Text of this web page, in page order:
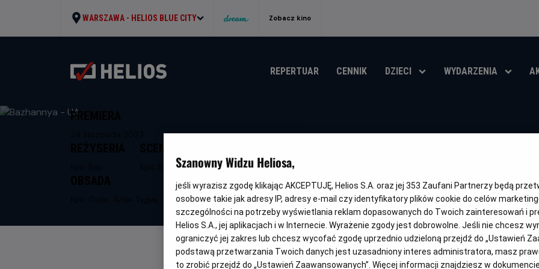
WARSZAWA - HELIOS BLUE CITY Zobacz kino
REPERTUAR CENNIK DZIECI WYDARZENIA
tytuł
wiek
trwania
i
OBSERWUJ
PREMIERA
Кріс Пайн, Алан Тудик, Аріана Дебос
DUBBING WERSJA JĘZYKOWA UA
Szanowny Widzu Heliosa,
jeśli wyrazisz zgodę klikając AKCEPTUJĘ, Helios S.A. oraz jej 353 Zaufani Partnerzy będą
osobowe takie jak adresy IP, adresy e-mail czy identyfikatory plików cookie do celów
szczególności na potrzeby wyświetlania reklam dopasowanych do Twoich zainteresowań i
Helios S.A., jej aplikacjach i w Internecie. Wyrażenie zgody jest dobrowolne. Jeśli nie chcesz
ograniczyć jej zakres lub chcesz wycofać zgodę uprzednio udzieloną przejdź do „Ustawień
podstawą przetwarzania Twoich danych jest uzasadniony interes administratora, masz
to zrobić przejdź do „Ustawień Zaawansowanych”. Więcej informacji znajdziesz w dokumencie